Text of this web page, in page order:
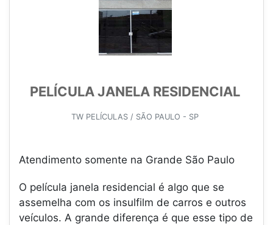
PELÍCULA JANELA RESIDENCIAL
TW PELÍCULAS / SÃO PAULO - SP
Atendimento somente na Grande São Paulo
O película janela residencial é algo que se
assemelha com os insulfilm de carros e outros
veículos. A grande diferença é que esse tipo de